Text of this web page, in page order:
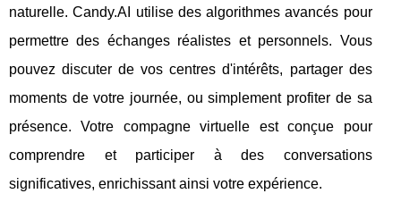
naturelle. Candy.AI utilise des algorithmes avancés pour
permettre des échanges réalistes et personnels. Vous
pouvez discuter de vos centres d'intérêts, partager des
moments de votre journée, ou simplement profiter de sa
présence. Votre compagne virtuelle est conçue pour
comprendre et participer à des conversations
significatives, enrichissant ainsi votre expérience.